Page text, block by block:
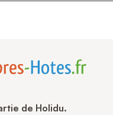
de Holidu.